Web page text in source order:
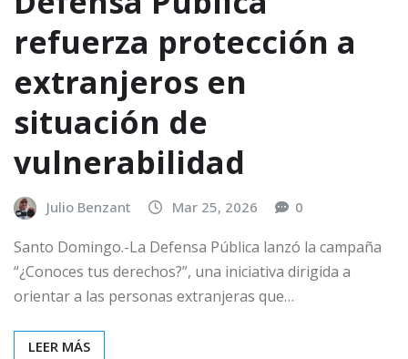
refuerza protección a
extranjeros en
situación de
vulnerabilidad
Julio Benzant Mar 25, 2026 0
Santo Domingo.-La Defensa Pública lanzó la campaña
“¿Conoces tus derechos?”, una iniciativa dirigida a
orientar a las personas extranjeras que…
LEER MÁS